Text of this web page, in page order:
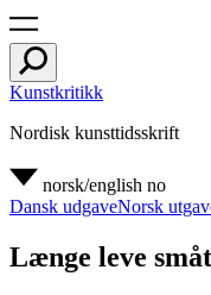
Kunstkritikk
Nordisk kunsttidsskrift
norsk/english no
Dansk udgaveNorsk
Længe leve